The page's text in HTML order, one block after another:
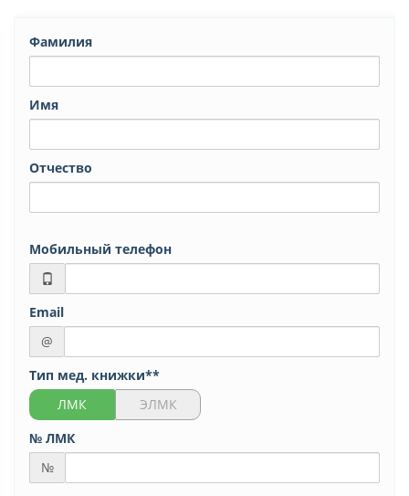
Фамилия
Имя
Отчество
Мобильный телефон
Email
@
Тип мед. книжки**
ЛМК
ЭЛМК
№ ЛМК
№